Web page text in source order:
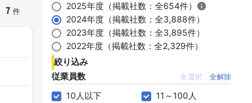
7 件
2025年度（掲載社数：全654件）
2024年度（掲載社数：全3,888件）
2023年度（掲載社数：全3,895件）
2022年度（掲載社数：全2,329件）
絞り込み
従業員数
全選択 全解除
10人以下
11～100人